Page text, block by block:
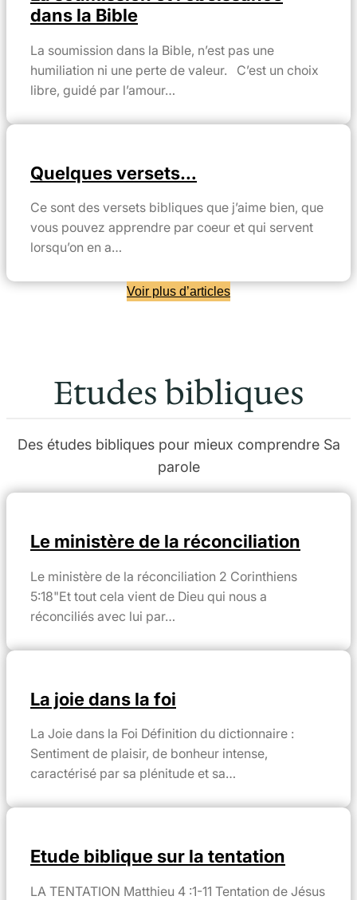
dans la Bible
La soumission dans la Bible, n’est pas une
humiliation ni une perte de valeur. C’est un choix
libre, guidé par l’amour…
Quelques versets…
Ce sont des versets bibliques que j’aime bien, que
vous pouvez apprendre par coeur et qui servent
lorsqu’on en a…
Voir plus d’articles
Etudes bibliques
Des études bibliques pour mieux comprendre Sa
parole
Le ministère de la réconciliation
Le ministère de la réconciliation 2 Corinthiens
5:18"Et tout cela vient de Dieu qui nous a
réconciliés avec lui par…
La joie dans la foi
La Joie dans la Foi Définition du dictionnaire :
Sentiment de plaisir, de bonheur intense,
caractérisé par sa plénitude et sa…
Etude biblique sur la tentation
LA TENTATION Matthieu 4 :1-11 Tentation de Jésus